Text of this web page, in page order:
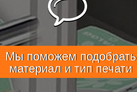
Мы поможем подобрать
материал и тип печати